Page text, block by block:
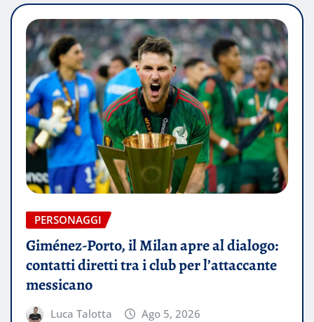
PERSONAGGI
Giménez-Porto, il Milan apre al dialogo:
contatti diretti tra i club per l’attaccante
messicano
Luca Talotta Ago 5, 2026